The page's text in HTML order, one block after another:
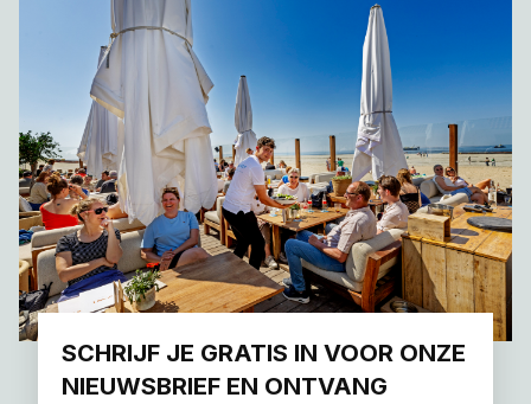
SCHRIJF JE GRATIS IN VOOR ONZE
NIEUWSBRIEF EN ONTVANG